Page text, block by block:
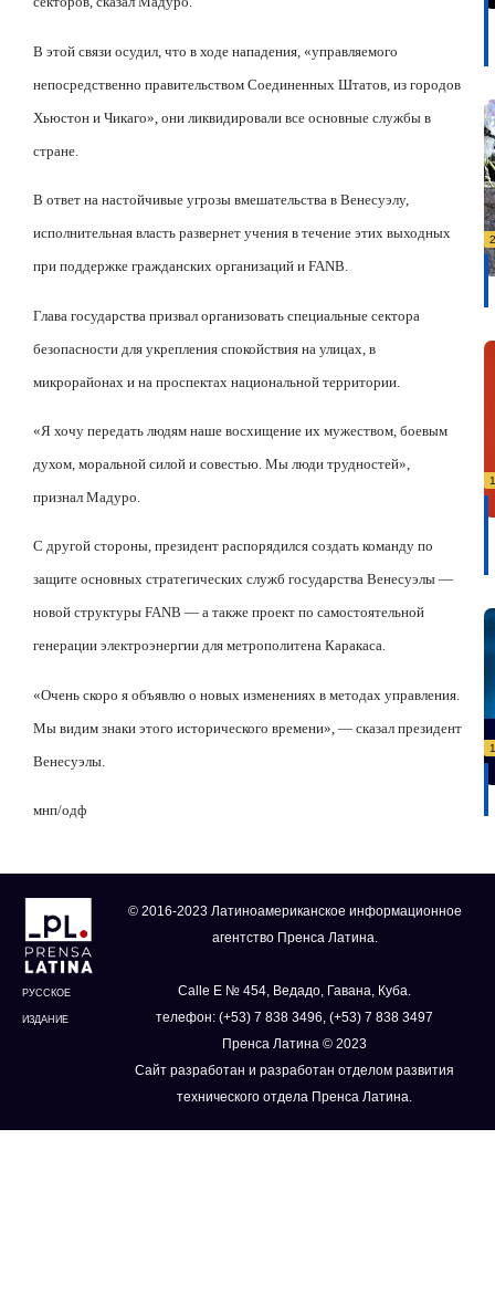
В этой связи осудил, что в ходе нападения, «управляемого
непосредственно правительством Соединенных Штатов, из городов
Хьюстон и Чикаго», они ликвидировали все основные службы в
стране.
В ответ на настойчивые угрозы вмешательства в Венесуэлу,
исполнительная власть развернет учения в течение этих выходных
при поддержке гражданских организаций и FANB.
Глава государства призвал организовать специальные сектора
безопасности для укрепления спокойствия на улицах, в
микрорайонах и на проспектах национальной территории.
«Я хочу передать людям наше восхищение их мужеством, боевым
духом, моральной силой и совестью. Мы люди трудностей»,
признал Мадуро.
С другой стороны, президент распорядился создать команду по
защите основных стратегических служб государства Венесуэлы —
новой структуры FANB — а также проект по самостоятельной
генерации электроэнергии для метрополитена Каракаса.
«Очень скоро я объявлю о новых изменениях в методах управления.
Мы видим знаки этого исторического времени», — сказал президент
Венесуэлы.
мнп/одф
РУССКОЕ
ИЗДАНИЕ
© 2016-2023 Латиноамериканское информационное
агентство Пренса Латина.
Calle E № 454, Ведадо, Гавана, Куба.
телефон: (+53) 7 838 3496, (+53) 7 838 3497
Пренса Латина © 2023
Сайт разработан и разработан отделом развития
технического отдела Пренса Латина.